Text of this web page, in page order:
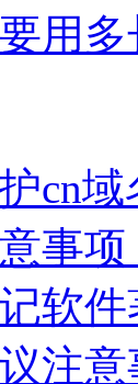
用
cn域
事项
软
注意